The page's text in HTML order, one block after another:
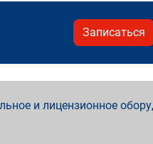
Записаться
и лицензионное